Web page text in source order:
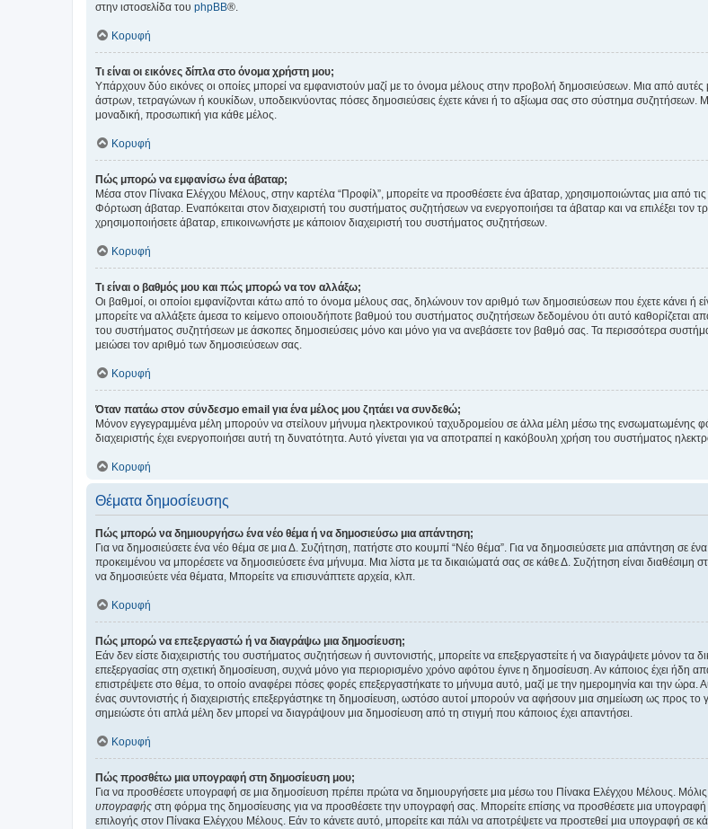
στην ιστοσελίδα του phpBB®.
Κορυφή
Τι είναι οι εικόνες δίπλα στο όνομα χρήστη μου;
Υπάρχουν δύο εικόνες οι οποίες μπορεί να εμφανιστούν μαζί με το όνομα μέλους στην προβολή δημοσιεύσεων. Μια από αυτές
άστρων, τετραγώνων ή κουκίδων, υποδεικνύοντας πόσες δημοσιεύσεις έχετε κάνει ή το αξίωμα σας στο σύστημα συζητήσεων.
μοναδική, προσωπική για κάθε μέλος.
Κορυφή
Πώς μπορώ να εμφανίσω ένα άβαταρ;
Μέσα στον Πίνακα Ελέγχου Μέλους, στην καρτέλα “Προφίλ”, μπορείτε να προσθέσετε ένα άβαταρ, χρησιμοποιώντας μια από
Φόρτωση άβαταρ. Εναπόκειται στον διαχειριστή του συστήματος συζητήσεων να ενεργοποιήσει τα άβαταρ και να επιλέξει τον
χρησιμοποιήσετε άβαταρ, επικοινωνήστε με κάποιον διαχειριστή του συστήματος συζητήσεων.
Κορυφή
Τι είναι ο βαθμός μου και πώς μπορώ να τον αλλάξω;
Οι βαθμοί, οι οποίοι εμφανίζονται κάτω από το όνομα μέλους σας, δηλώνουν τον αριθμό των δημοσιεύσεων που έχετε κάνει ή
μπορείτε να αλλάξετε άμεσα το κείμενο οποιουδήποτε βαθμού του συστήματος συζητήσεων δεδομένου ότι αυτό καθορίζεται
του συστήματος συζητήσεων με άσκοπες δημοσιεύσεις μόνο και μόνο για να ανεβάσετε τον βαθμό σας. Τα περισσότερα
μειώσει τον αριθμό των δημοσιεύσεων σας.
Κορυφή
Όταν πατάω στον σύνδεσμο email για ένα μέλος μου ζητάει να συνδεθώ;
Μόνον εγγεγραμμένα μέλη μπορούν να στείλουν μήνυμα ηλεκτρονικού ταχυδρομείου σε άλλα μέλη μέσω της ενσωματωμένης
διαχειριστής έχει ενεργοποιήσει αυτή τη δυνατότητα. Αυτό γίνεται για να αποτραπεί η κακόβουλη χρήση του συστήματος
Κορυφή
Θέματα δημοσίευσης
Πώς μπορώ να δημιουργήσω ένα νέο θέμα ή να δημοσιεύσω μια απάντηση;
Για να δημοσιεύσετε ένα νέο θέμα σε μια Δ. Συζήτηση, πατήστε στο κουμπί “Νέο θέμα”. Για να δημοσιεύσετε μια απάντηση σε
προκειμένου να μπορέσετε να δημοσιεύσετε ένα μήνυμα. Μια λίστα με τα δικαιώματά σας σε κάθε Δ. Συζήτηση είναι
να δημοσιεύετε νέα θέματα, Μπορείτε να επισυνάπτετε αρχεία, κλπ.
Κορυφή
Πώς μπορώ να επεξεργαστώ ή να διαγράψω μια δημοσίευση;
Εάν δεν είστε διαχειριστής του συστήματος συζητήσεων ή συντονιστής, μπορείτε να επεξεργαστείτε ή να διαγράψετε μόνον
επεξεργασίας στη σχετική δημοσίευση, συχνά μόνο για περιορισμένο χρόνο αφότου έγινε η δημοσίευση. Αν κάποιος έχει ήδη
επιστρέψετε στο θέμα, το οποίο αναφέρει πόσες φορές επεξεργαστήκατε το μήνυμα αυτό, μαζί με την ημερομηνία και την ώρα.
ένας συντονιστής ή διαχειριστής επεξεργάστηκε τη δημοσίευση, ωστόσο αυτοί μπορούν να αφήσουν μια σημείωση ως προς το
σημειώστε ότι απλά μέλη δεν μπορεί να διαγράψουν μια δημοσίευση από τη στιγμή που κάποιος έχει απαντήσει.
Κορυφή
Πώς προσθέτω μια υπογραφή στη δημοσίευση μου;
Για να προσθέσετε υπογραφή σε μια δημοσίευση πρέπει πρώτα να δημιουργήσετε μια μέσω του Πίνακα Ελέγχου Μέλους. Μόλις
υπογραφής στη φόρμα της δημοσίευσης για να προσθέσετε την υπογραφή σας. Μπορείτε επίσης να προσθέσετε μια υπογραφή
επιλογής στον Πίνακα Ελέγχου Μέλους. Εάν το κάνετε αυτό, μπορείτε και πάλι να αποτρέψετε να προστεθεί μια υπογραφή σε